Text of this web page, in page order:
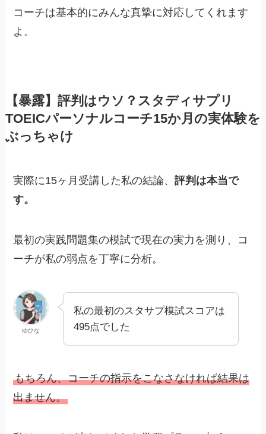
コーチは基本的にみんな真摯に対応してくれます
よ。
【暴露】評判はウソ？スタディサプリ
TOEICパーソナルコーチ15か月の実体験を
ぶっちゃけ
実際に15ヶ月受講した私の結論、評判は本当で
す。
最初の実践問題集の模試で現在の実力を測り、コ
ーチが私の弱点を丁寧に分析。
ゆひな
私の最初のスタサプ模試スコアは
495点でした
もちろん、コーチの指示をこなさなければ結果は
出ません。